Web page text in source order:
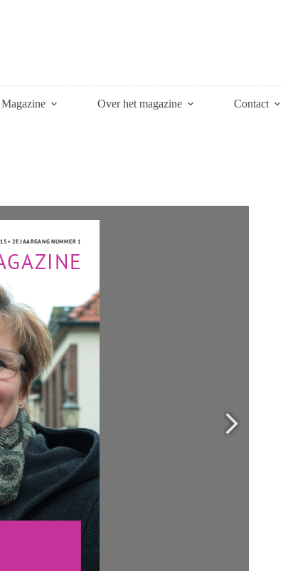
Magazine Over het magazine Contact